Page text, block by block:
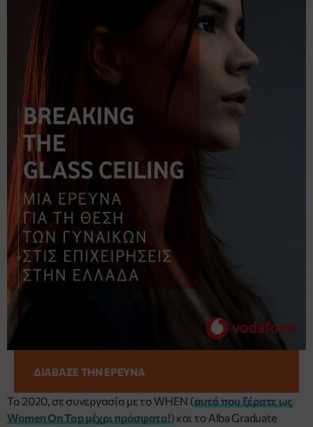
ΔΙΑΒΑΣΕ ΤΗΝ ΕΡΕΥΝΑ
To 2020, σε συνεργασία με το WHEN (αυτό που ξέρατε ως
Women On Top μέχρι πρόσφατα!) και το Alba Graduate